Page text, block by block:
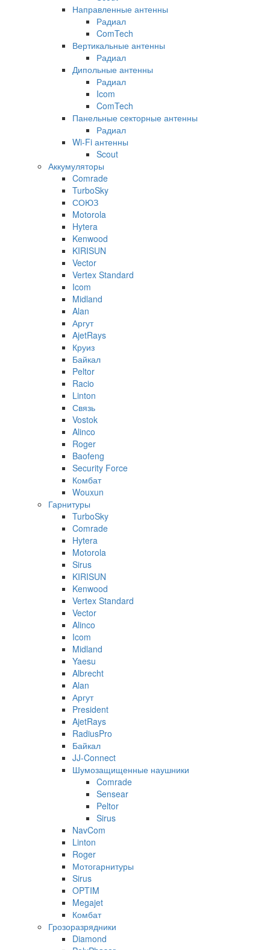
Направленные антенны
Радиал
ComTech
Вертикальные антенны
Радиал
Дипольные антенны
Радиал
Icom
ComTech
Панельные секторные антенны
Радиал
Wi-Fi антенны
Scout
Аккумуляторы
Comrade
TurboSky
СОЮЗ
Motorola
Hytera
Kenwood
KIRISUN
Vector
Vertex Standard
Icom
Midland
Alan
Аргут
AjetRays
Круиз
Байкал
Peltor
Racio
Linton
Связь
Vostok
Alinco
Roger
Baofeng
Security Force
Комбат
Wouxun
Гарнитуры
TurboSky
Comrade
Hytera
Motorola
Sirus
KIRISUN
Kenwood
Vertex Standard
Vector
Alinco
Icom
Midland
Yaesu
Albrecht
Alan
Аргут
President
AjetRays
RadiusPro
Байкал
JJ-Connect
Шумозащищенные наушники
Comrade
Sensear
Peltor
Sirus
NavCom
Linton
Roger
Мотогарнитуры
Sirus
OPTIM
Megajet
Комбат
Грозоразрядники
Diamond